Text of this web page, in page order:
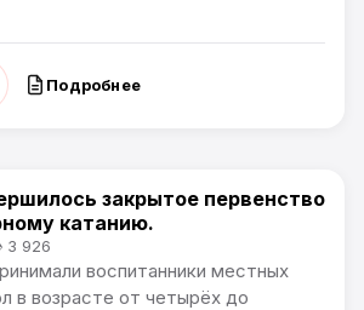
Подробнее
закрытое первенство
катанию.
3 926
воспитанники местных
в возрасте от четырёх до